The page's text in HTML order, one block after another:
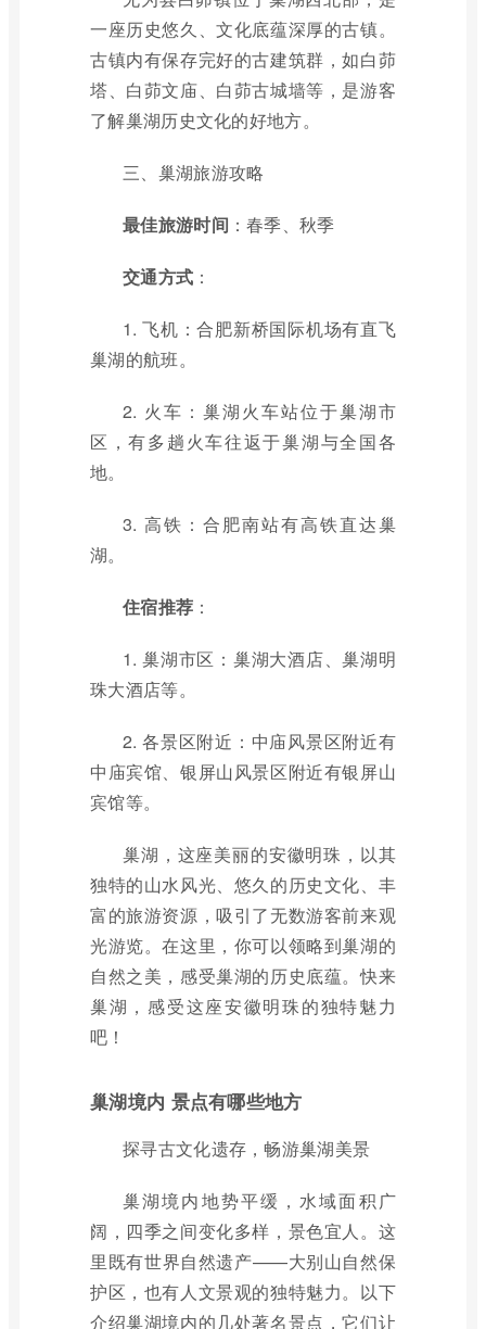
一座历史悠久、文化底蕴深厚的古镇。
古镇内有保存完好的古建筑群，如白茆
塔、白茆文庙、白茆古城墙等，是游客
了解巢湖历史文化的好地方。
三、巢湖旅游攻略
最佳旅游时间 ：春季、秋季
交通方式 ：
1. 飞机：合肥新桥国际机场有直飞
巢湖的航班。
2. 火车：巢湖火车站位于巢湖市
区，有多趟火车往返于巢湖与全国各
地。
3. 高铁：合肥南站有高铁直达巢
湖。
住宿推荐 ：
1. 巢湖市区：巢湖大酒店、巢湖明
珠大酒店等。
2. 各景区附近：中庙风景区附近有
中庙宾馆、银屏山风景区附近有银屏山
宾馆等。
巢湖，这座美丽的安徽明珠，以其
独特的山水风光、悠久的历史文化、丰
富的旅游资源，吸引了无数游客前来观
光游览。在这里，你可以领略到巢湖的
自然之美，感受巢湖的历史底蕴。快来
巢湖，感受这座安徽明珠的独特魅力
吧！
巢湖境内 景点有哪些地方
探寻古文化遗存，畅游巢湖美景
巢湖境内地势平缓，水域面积广
阔，四季之间变化多样，景色宜人。这
里既有世界自然遗产——大别山自然保
护区，也有人文景观的独特魅力。以下
介绍巢湖境内的几处著名景点，它们让